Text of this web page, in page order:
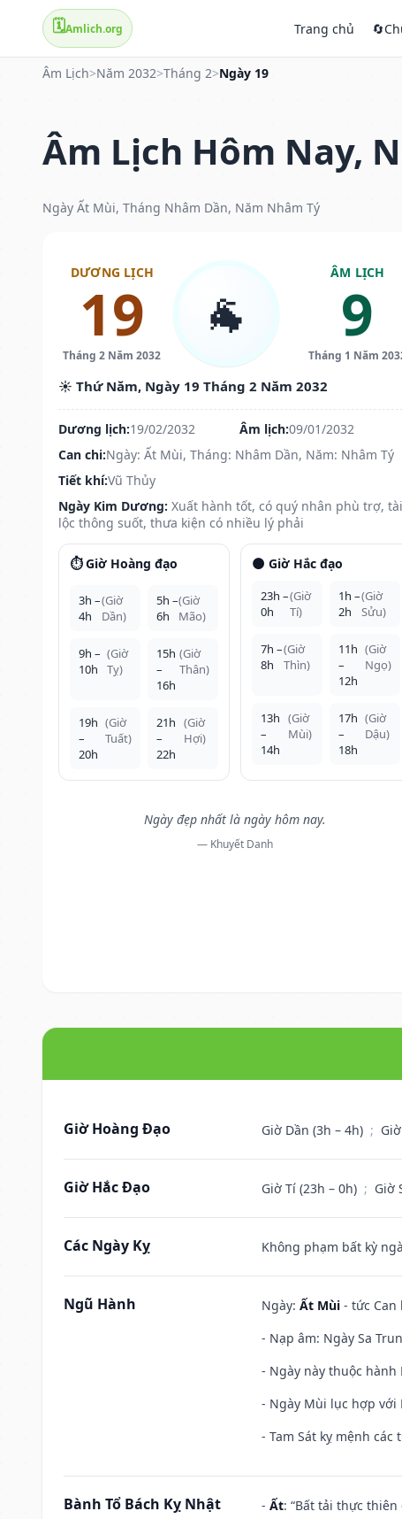
🗓️Amlich.org Trang chủ 🔄
Âm Lịch>Năm 2032>Tháng 2>Ngày 19
Âm Lịch Hôm Nay,
Ngày Ất Mùi, Tháng Nhâm Dần, Năm Nhâm Tý
DƯƠNG LỊCH
19
Tháng 2 Năm 2032
🐐
ÂM LỊCH
9
Tháng 1 Năm
☀️ Thứ Năm, Ngày 19 Tháng 2 Năm 2032
Dương lịch:19/02/2032 Âm lịch:09/01/2032
Can chi:Ngày: Ất Mùi, Tháng: Nhâm Dần, Năm: Nhâm Tý
Tiết khí:Vũ Thủy
Ngày Kim Dương: Xuất hành tốt, có quý nhân phù trợ, tài
lộc thông suốt, thưa kiện có nhiều lý phải
⏱️ Giờ Hoàng đạo
3h –
4h
(Giờ
Dần)
5h –
6h
(Giờ
Mão)
9h –
10h
(Giờ
Tỵ)
15h
–
16h
(Giờ
Thân)
19h
–
20h
(Giờ
Tuất)
21h
–
22h
(Giờ
Hợi)
🌑 Giờ Hắc đạo
23h –
0h
(Giờ
Tí)
1h –
2h
(Giờ
Sửu)
7h –
8h
(Giờ
Thìn)
11h
–
12h
(Giờ
Ngọ)
13h
–
14h
(Giờ
Mùi)
17h
–
18h
(Giờ
Dậu)
Ngày đẹp nhất là ngày hôm nay.
— Khuyết Danh
Giờ Hoàng Đạo Giờ Dần (3h – 4h) ;
Giờ Hắc Đạo Giờ Tí (23h – 0h) ; Giờ
Các Ngày Kỵ Không phạm bất kỳ
Ngũ Hành Ngày: Ất Mùi - tức Can
- Nạp âm: Ngày Sa
- Ngày này thuộc hành
- Ngày Mùi lục hợp với
- Tam Sát kỵ mệnh các
Bành Tổ Bách Kỵ Nhật - Ất: “Bất tải thực